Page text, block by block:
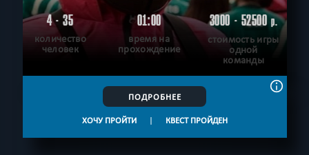
4 - 35
количество
человек
01:00
время на
прохождение
3000 - 52500р.
стоимость игры
одной
команды
ПОДРОБНЕЕ
ХОЧУ ПРОЙТИ | КВЕСТ ПРОЙДЕН